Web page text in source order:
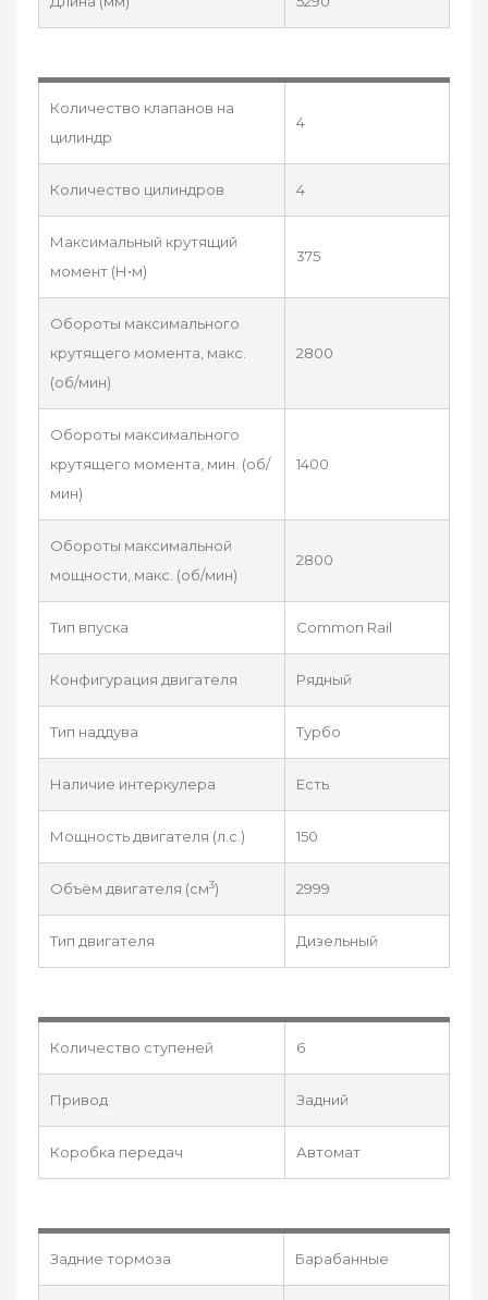
Количество клапанов на
цилиндр
4
Количество цилиндров 4
Максимальный крутящий
момент (Н•м)
375
Обороты максимального
крутящего момента, макс.
(об/мин)
2800
Обороты максимального
крутящего момента, мин. (об/
мин)
1400
Обороты максимальной
мощности, макс. (об/мин)
2800
Тип впуска Common Rail
Конфигурация двигателя Рядный
Тип наддува Турбо
Наличие интеркулера Есть
Мощность двигателя (л.с.) 150
Объём двигателя (см3) 2999
Тип двигателя Дизельный
Количество ступеней 6
Привод Задний
Коробка передач Автомат
Задние тормоза Барабанные